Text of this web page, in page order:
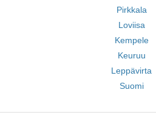
Pirkkala
Loviisa
Kempele
Keuruu
Leppävirta
Suomi